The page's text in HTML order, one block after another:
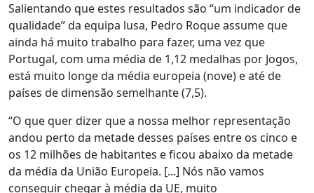
Salientando que estes resultados são “um indicador de
qualidade” da equipa lusa, Pedro Roque assume que
ainda há muito trabalho para fazer, uma vez que
Portugal, com uma média de 1,12 medalhas por Jogos,
está muito longe da média europeia (nove) e até de
países de dimensão semelhante (7,5).
“O que quer dizer que a nossa melhor representação
andou perto da metade desses países entre os cinco e
os 12 milhões de habitantes e ficou abaixo da metade
da média da União Europeia. [...] Nós não vamos
conseguir chegar à média da UE, muito